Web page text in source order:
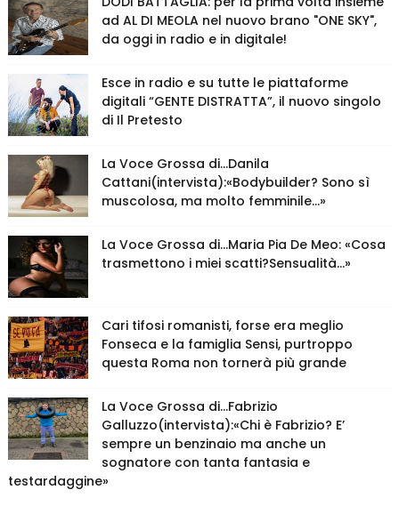
ad AL DI MEOLA nel nuovo brano "ONE SKY",
da oggi in radio e in digitale!
Esce in radio e su tutte le piattaforme
digitali “GENTE DISTRATTA”, il nuovo singolo
di Il Pretesto
La Voce Grossa di…Danila
Cattani(intervista):«Bodybuilder? Sono sì
muscolosa, ma molto femminile…»
La Voce Grossa di…Maria Pia De Meo: «Cosa
trasmettono i miei scatti?Sensualità…»
Cari tifosi romanisti, forse era meglio
Fonseca e la famiglia Sensi, purtroppo
questa Roma non tornerà più grande
La Voce Grossa di…Fabrizio
Galluzzo(intervista):«Chi è Fabrizio? E’
sempre un benzinaio ma anche un
sognatore con tanta fantasia e
testardaggine»